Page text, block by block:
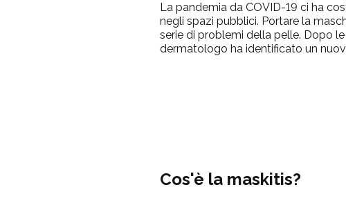
La pandemia da COVID-19 ci ha
negli spazi pubblici. Portare la
serie di problemi della pelle. Dopo
dermatologo ha identificato un
Cos'è la maskitis?